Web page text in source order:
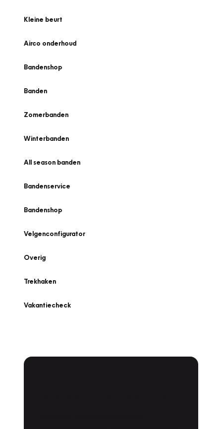
Kleine beurt
Airco onderhoud
Bandenshop
Banden
Zomerbanden
Winterbanden
All season banden
Bandenservice
Bandenshop
Velgenconfigurator
Overig
Trekhaken
Vakantiecheck